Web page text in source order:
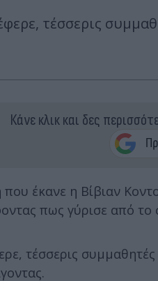
τέσσερις
Κάνε κλικ και δες
έκανε η Βίβιαν
πως γύρισε από
τέσσερις